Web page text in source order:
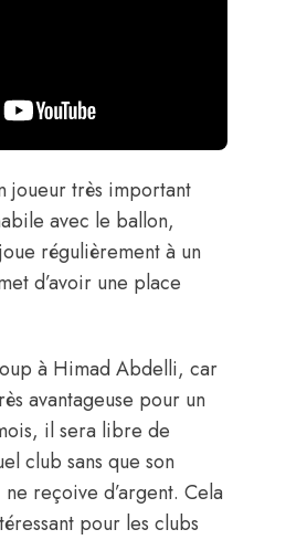
joueur très important
avec le ballon,
régulièrement à un
d’avoir une place
à Himad Abdelli, car
avantageuse pour un
il sera libre de
club sans que son
reçoive d’argent. Cela
pour les clubs